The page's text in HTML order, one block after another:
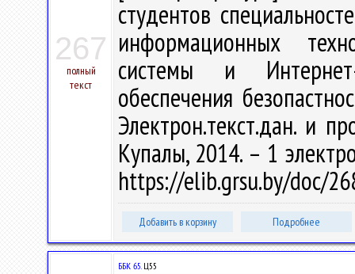
267
полный
текст
студентов
информационных
системы и
обеспечения
Электрон.текст.дан. и
Купалы, 2014. – 1
https://elib.grsu.by/doc/
Добавить в корзину Подробнее
ББК 65.Ц55